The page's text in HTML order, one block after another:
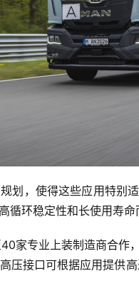
划，使得这些应用特别
环稳定性和长使用寿命
家专业上装制造商合作
压接口可根据应用提供